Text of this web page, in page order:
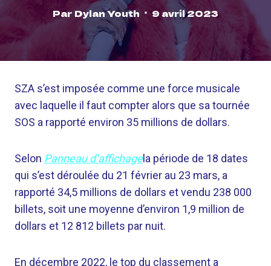
Par Dylan Youth 9 avril 2023
SZA s’est imposée comme une force musicale
avec laquelle il faut compter alors que sa tournée
SOS a rapporté environ 35 millions de dollars.
Selon Panneau d’affichagela période de 18 dates
qui s’est déroulée du 21 février au 23 mars, a
rapporté 34,5 millions de dollars et vendu 238 000
billets, soit une moyenne d’environ 1,9 million de
dollars et 12 812 billets par nuit.
En décembre 2022, le top du classement a